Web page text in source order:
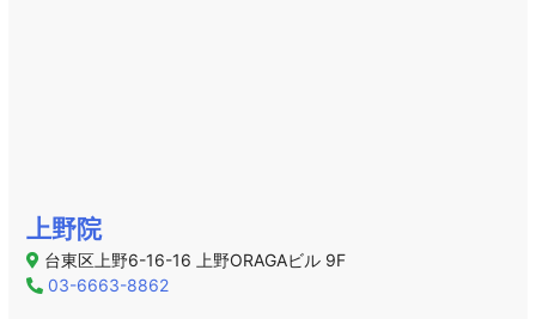
上野院
台東区上野6-16-16 上野ORAGAビル 9F
03-6663-8862